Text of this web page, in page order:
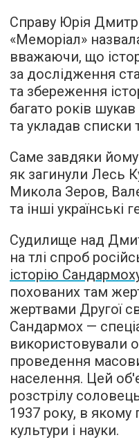
Справу Юрія
«Меморіал»
вважаючи, що
за дослідження
та збереження
багато років
та укладав списки
Саме завдяки йому
як загинули Лесь
Микола Зеров,
та інші українські
Судилище над
на тлі спроб
історію
похованих там
жертвами Другої
Сандармох —
використовували
проведення
населення. Цей
розстрілу
1937 року, в якому
культури і науки.